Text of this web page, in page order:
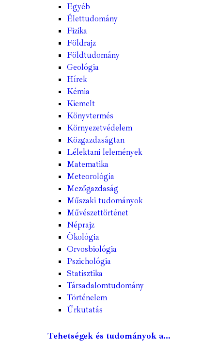
Egyéb
Élettudomány
Fizika
Földrajz
Földtudomány
Geológia
Hírek
Kémia
Kiemelt
Könyvtermés
Környezetvédelem
Közgazdaságtan
Lélektani lelemények
Matematika
Meteorológia
Mezőgazdaság
Műszaki tudományok
Művészettörténet
Néprajz
Ökológia
Orvosbiológia
Pszichológia
Statisztika
Társadalomtudomány
Történelem
Űrkutatás
Tehetségek és tudományok a...